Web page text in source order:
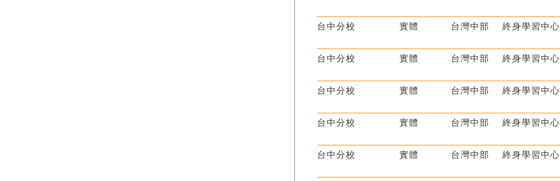
台中分校
實體 台灣中部 終身學習中心
台中分校
實體 台灣中部 終身學習中心
台中分校
實體 台灣中部 終身學習中心
台中分校
實體 台灣中部 終身學習中心
台中分校
實體 台灣中部 終身學習中心